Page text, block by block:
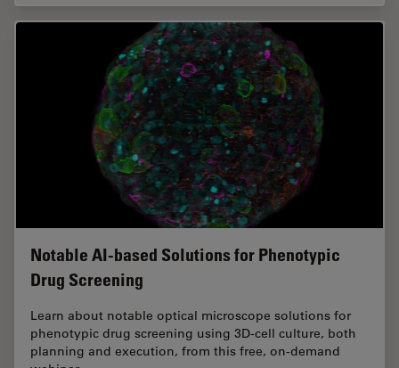
Notable AI-based Solutions for Phenotypic
Drug Screening
Learn about notable optical microscope solutions for
phenotypic drug screening using 3D-cell culture, both
planning and execution, from this free, on-demand